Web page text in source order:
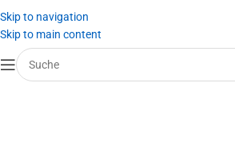
Skip to navigation
Skip to main content
Start